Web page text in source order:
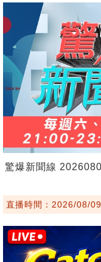
驚爆新聞線
直播時間：2026/08/